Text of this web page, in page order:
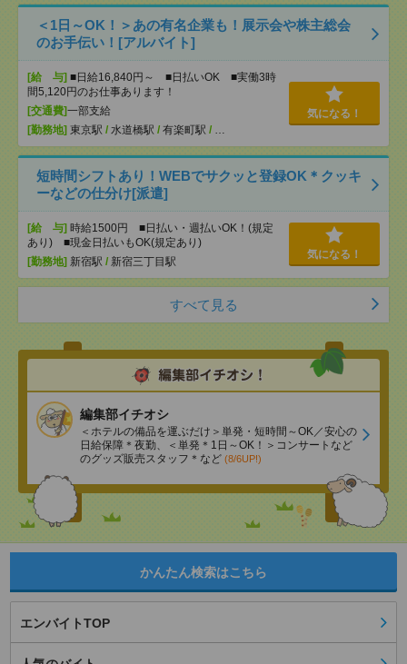
＜1日～OK！＞あの有名企業も！展示会や株主総会
のお手伝い！[アルバイト]
[給 与] ■日給16,840円～ ■日払いOK ■実働3時
間5,120円のお仕事あります！
[交通費]一部支給
[勤務地] 東京駅 / 水道橋駅 / 有楽町駅 / …
気になる！
短時間シフトあり！WEBでサクッと登録OK＊クッキ
ーなどの仕分け[派遣]
[給 与] 時給1500円 ■日払い・週払いOK！(規定
あり) ■現金日払いもOK(規定あり)
[勤務地] 新宿駅 / 新宿三丁目駅
気になる！
すべて見る
編集部イチオシ
＜ホテルの備品を運ぶだけ＞単発・短時間～OK／安心の
日給保障＊夜勤、＜単発＊1日～OK！＞コンサートなど
のグッズ販売スタッフ＊など (8/6UP!)
かんたん検索はこちら
エンバイトTOP